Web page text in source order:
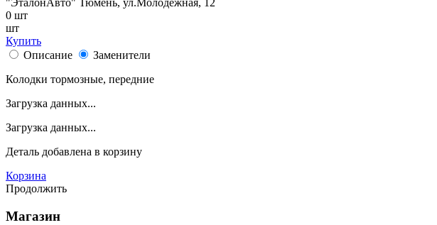
"ЭталонАвто" Тюмень, ул.Молодежная, 12
0 шт
шт
Купить
Описание
Заменители
Колодки тормозные, передние
Загрузка данных...
Загрузка данных...
Деталь добавлена в корзину
Корзина
Продолжить
Магазин